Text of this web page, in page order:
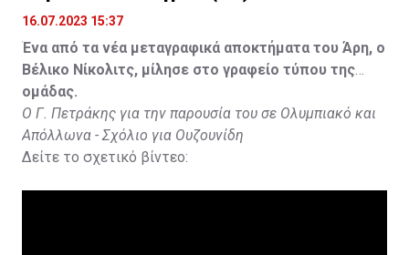
16.07.2023 15:37
Ένα από τα νέα μεταγραφικά αποκτήματα του Άρη, ο
Βέλικο Νίκολιτς, μίλησε στο γραφείο τύπου της
ομάδας.
Ο Γ. Πετράκης για την παρουσία του σε Ολυμπιακό και
Απόλλωνα - Σχόλιο για Ουζουνίδη
Δείτε το σχετικό βίντεο: